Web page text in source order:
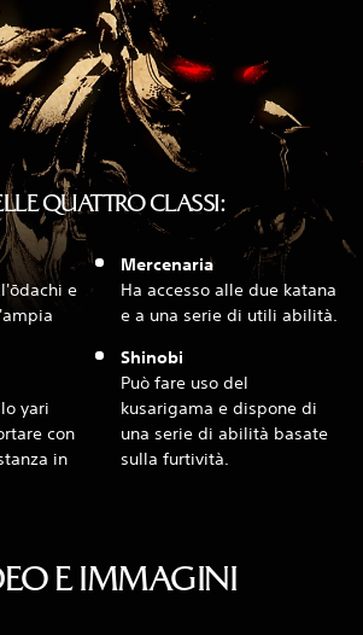
QUATTRO CLASSI:
e
yari
con
in
Mercenaria
Ha accesso alle due katana
e a una serie di utili abilità.
Shinobi
Può fare uso del
kusarigama e dispone di
una serie di abilità basate
sulla furtività.
E IMMAGINI